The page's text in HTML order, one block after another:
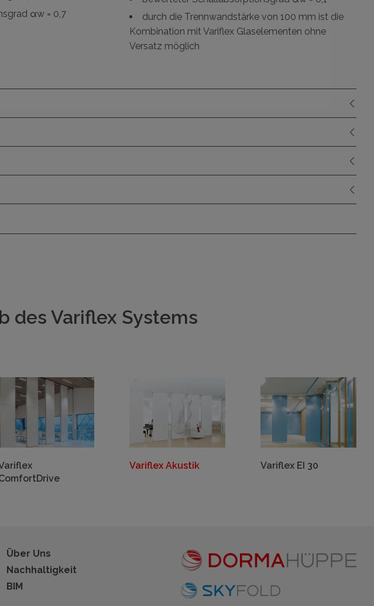
αw = 0,7
durch die Trennwandstärke von 100 mm ist die
Kombination mit Variflex Glaselementen ohne
Versatz möglich
des Variflex Systems
Variflex Akustik Variflex EI 30
Über Uns
Nachhaltigkeit
BIM